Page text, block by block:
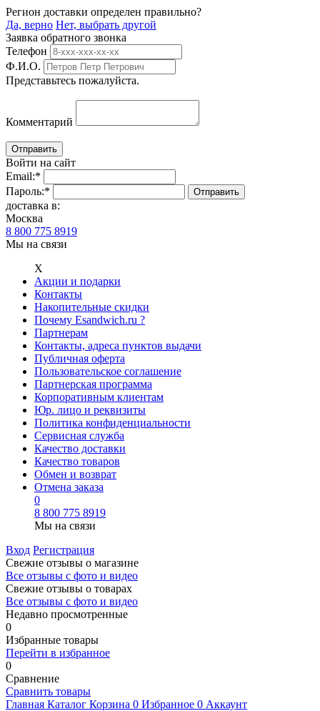
Регион доставки определен правильно?
Да, верно Нет, выбрать другой
Заявка обратного звонка
Телефон
Ф.И.О.
Представьтесь пожалуйста.
Комментарий
Войти на сайт
Email:*
Пароль:*
доставка в:
Москва
8 800 775 8919
Мы на связи
Х
Акции и подарки
Контакты
Накопительные скидки
Почему Esandwich.ru ?
Партнерам
Контакты, адреса пунктов выдачи
Публичная оферта
Пользовательское соглашение
Партнерская программа
Корпоративным клиентам
Юр. лицо и реквизиты
Политика конфиденциальности
Сервисная служба
Качество доставки
Качество товаров
Обмен и возврат
Отмена заказа
0
8 800 775 8919
Мы на связи
Вход Регистрация
Свежие отзывы о магазине
Все отзывы с фото и видео
Свежие отзывы о товарах
Все отзывы c фото и видео
Недавно просмотренные
0
Избранные товары
Перейти в избранное
0
Сравнение
Сравнить товары
Главная Каталог Корзина 0 Избранное 0 Аккаунт